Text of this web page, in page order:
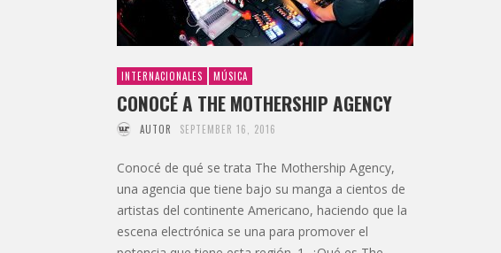
INTERNACIONALES MÚSICA
CONOCÉ A THE MOTHERSHIP AGENCY
AUTOR SEPTEMBER 16, 2016
Conocé de qué se trata The Mothership Agency,
una agencia que tiene bajo su manga a cientos de
artistas del continente Americano, haciendo que la
escena electrónica se una para promover el